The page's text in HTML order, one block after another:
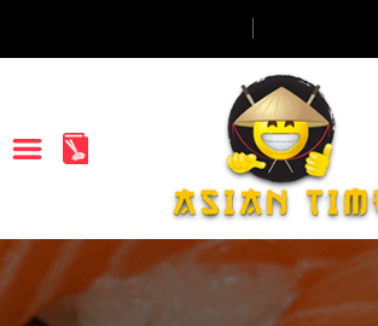
ACCUEIL